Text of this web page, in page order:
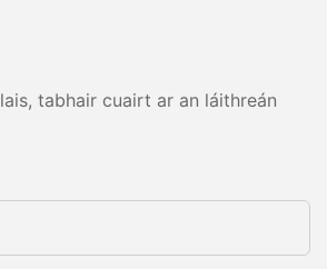
tabhair cuairt ar an láithreán